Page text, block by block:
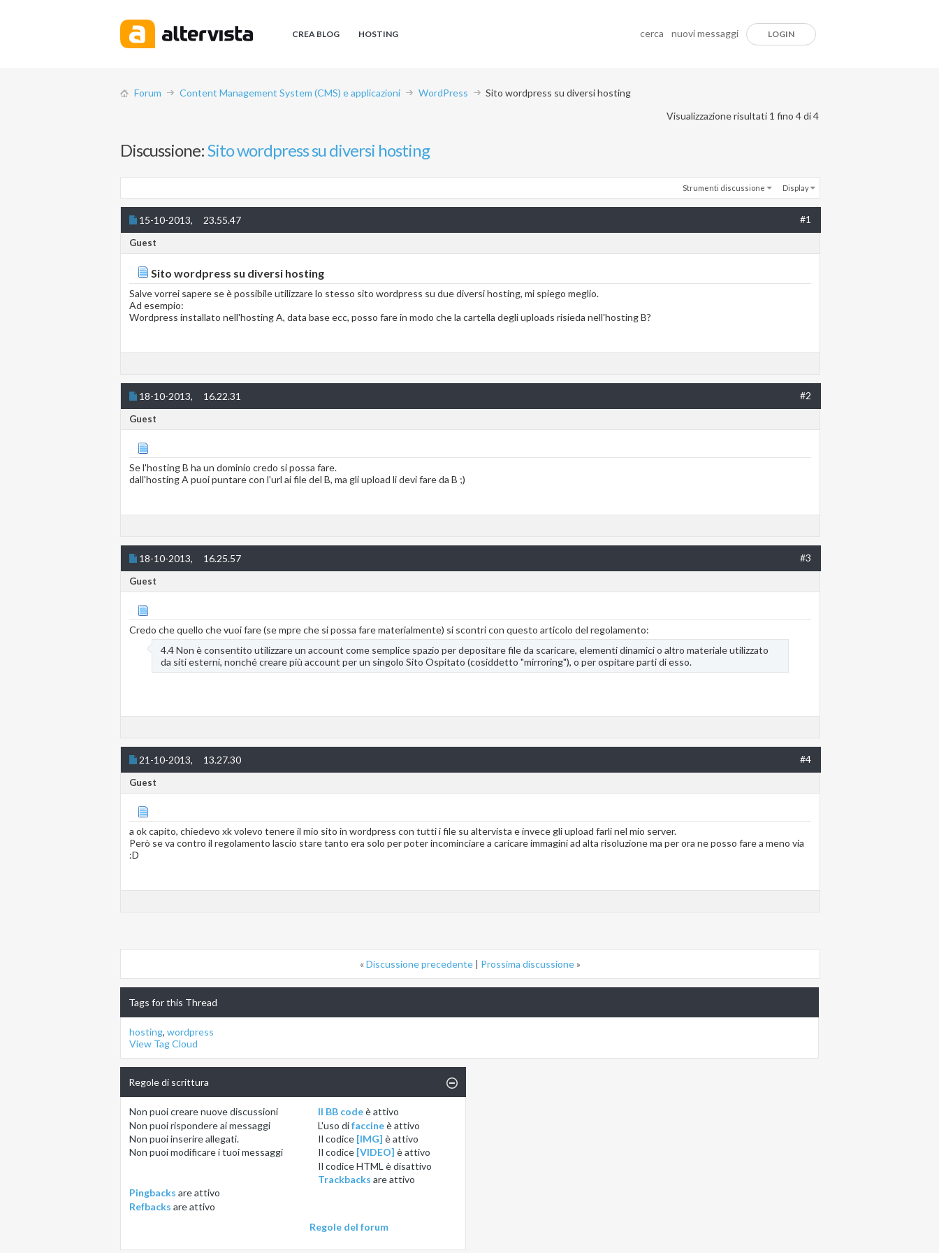
CREA BLOG HOSTING cerca nuovi messaggi LOGIN
Forum Content Management System (CMS) e applicazioni WordPress
Sito wordpress su diversi hosting
Visualizzazione risultati 1 fino 4 di 4
Discussione:Sito wordpress su diversi hosting
Strumenti discussione Display
15-10-2013, 23.55.47 #1
Guest
Sito wordpress su diversi hosting
Salve vorrei sapere se è possibile utilizzare lo stesso sito wordpress su due diversi hosting, mi spiego meglio.
Ad esempio:
Wordpress installato nell'hosting A, data base ecc, posso fare in modo che la cartella degli uploads risieda nell'hosting B?
18-10-2013, 16.22.31 #2
Guest
Se l'hosting B ha un dominio credo si possa fare.
dall'hosting A puoi puntare con l'url ai file del B, ma gli upload li devi fare da B ;)
18-10-2013, 16.25.57 #3
Guest
Credo che quello che vuoi fare (se mpre che si possa fare materialmente) si scontri con questo articolo del regolamento:
4.4 Non è consentito utilizzare un account come semplice spazio per depositare file da scaricare, elementi dinamici o altro materiale utilizzato
da siti esterni, nonché creare più account per un singolo Sito Ospitato (cosiddetto "mirroring"), o per ospitare parti di esso.
21-10-2013, 13.27.30 #4
Guest
a ok capito, chiedevo xk volevo tenere il mio sito in wordpress con tutti i file su altervista e invece gli upload farli nel mio server.
Però se va contro il regolamento lascio stare tanto era solo per poter incominciare a caricare immagini ad alta risoluzione ma per ora ne posso fare a meno via
:D
«Discussione precedente | Prossima discussione»
Tags for this Thread
hosting, wordpress
View Tag Cloud
Regole di scrittura
Non puoicreare nuove discussioni
Non puoirispondere ai messaggi
Non puoiinserire allegati.
Non puoimodificare i tuoi messaggi
Il BB codeèattivo
L'uso difaccineèattivo
Il codice [IMG] èattivo
Il codice [VIDEO] èattivo
Il codice HTML èdisattivo
Trackbacks areattivo
Pingbacks areattivo
Refbacks areattivo
Regole del forum